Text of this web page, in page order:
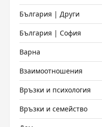
България | Други
България | София
Варна
Взаимоотношения
Връзки и психология
Връзки и семейство